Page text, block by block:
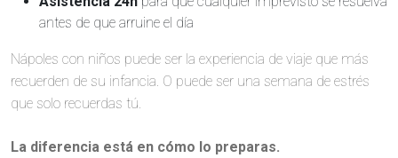
antes de que arruine el día
Nápoles con niños puede ser la experiencia de viaje que más
recuerden de su infancia. O puede ser una semana de estrés
que solo recuerdas tú.
La diferencia está en cómo lo preparas.